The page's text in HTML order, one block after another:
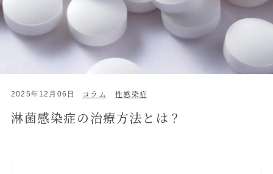
2025年12月06日 コラム 性感染症
淋菌感染症の治療方法とは？